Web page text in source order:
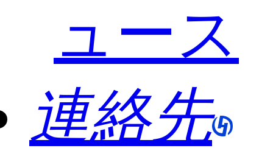
ュース
連絡先